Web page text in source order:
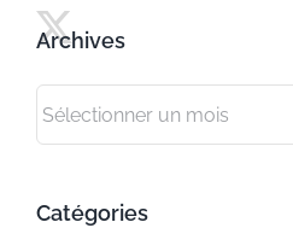
Archives
Catégories